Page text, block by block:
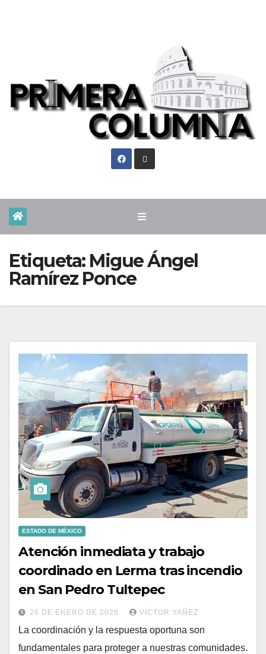
Etiqueta: Migue Ángel
Ramírez Ponce
ESTADO DE MÉXICO
Atención inmediata y trabajo
coordinado en Lerma tras incendio
en San Pedro Tultepec
26 DE ENERO DE 2026 VÍCTOR YAÑEZ
La coordinación y la respuesta oportuna son
fundamentales para proteger a nuestras comunidades.